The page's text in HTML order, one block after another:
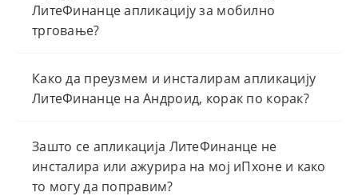
ЛитеФинанце апликацију за мобилно
трговање?
Како да преузмем и инсталирам апликацију
ЛитеФинанце на Андроид, корак по корак?
Зашто се апликација ЛитеФинанце не
инсталира или ажурира на мој иПхоне и како
то могу да поправим?